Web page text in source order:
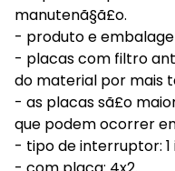
manutenã§ã£o.
- produto e
- placas com filtro
do material por mais
- as placas sã£o
que podem ocorrer
- tipo de interruptor: